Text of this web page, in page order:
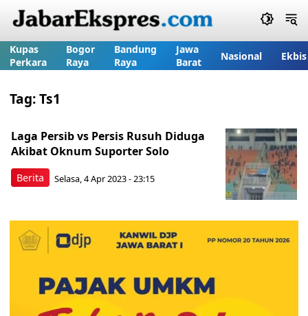
Kupas
Perkara
Bogor
Raya
Bandung
Raya
Jawa
Barat
Nasional Ekbis
Tag:Ts1
Berita
Laga Persib vs Persis Rusuh Diduga
Akibat Oknum Suporter Solo
Selasa, 4 Apr 2023 - 23:15